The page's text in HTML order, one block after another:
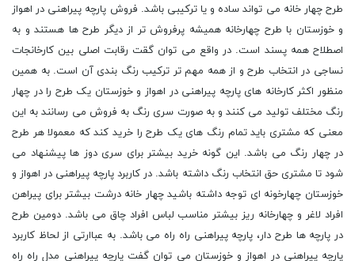
طرح چهار خانه می تواند ساده و یا ترکیبی باشد. فروش پارچه پیراهنی در اهواز
و خوزستان با طرح چهارخانه همیشه پرفروش تر از دیگر طرح ها هستند و به
اصطلاح همه پسند است. در واقع می توان گقت رقابت اصلی بین کارخانجات
نساجی در انتخاب طرح و از همه مهم تر ترکیب رنگ بندی آن است. به همین
منظور اکثر کارخانه های پارچه پیراهنی در اهواز و خوزستان یک طرح را در چهار
رنگ مختلف تولید می کنند و به صورت سری رنگ به فروش می رسانند به این
معنی که مشتری باید تمام رنگ های یک طرح را خرید کند که معمولا هر طرح
در چهار رنگ می باشد. این گونه خرید بیشتر برای سری دوز ها پیشنهاد می
شود تا مشتری حق انتخاب رنگ داشته باشد. در کاربرد پارچه پیراهنی در اهواز و
خوزستان چهارخونه ای توجه داشته باشید چهار خانه درشت بیشتر برای پیراهن
افراد لاغر و چهارخانه ریز بیشتر مناسب لباس افراد چاق می باشد. دومین طرح
در پارچه ها طرح دار، پارچه پیراهنی راه راه می باشد. به عباارتی از لحاظ کاربرد
پارچه پیراهنی در اهواز و خوزستان می توان گفت پارچه پیراهنی مدل راه راه